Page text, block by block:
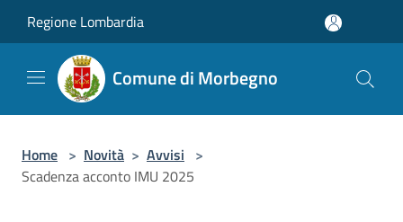
Regione Lombardia
Comune di Morbegno
Home > Novità > Avvisi >
Scadenza acconto IMU 2025